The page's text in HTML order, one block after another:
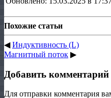
Похожие статьи
◀Индуктивность (L)
Магнитный поток ▶
Добавить комментарий
Для отправки комментария